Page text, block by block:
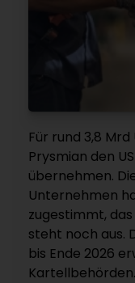
Für rund 3,8
Prysmian den
übernehmen.
Unternehmen
zugestimmt,
steht noch aus.
bis Ende 2026